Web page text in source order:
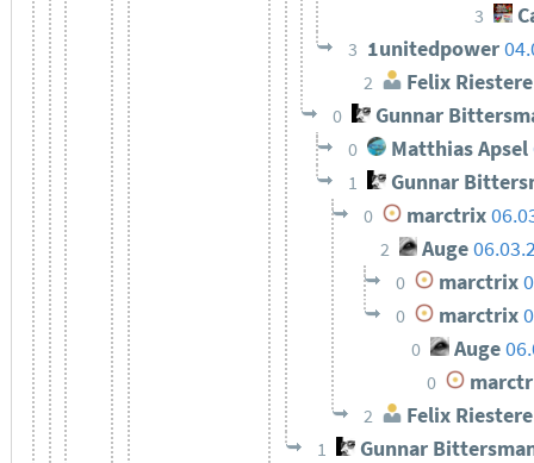
3
3 1unitedpower
2 Felix
0 Gunnar
0 Matthias Apsel
1 Gunnar
0 marctrix
2 Auge
0 marctrix
0 marctrix
0 Auge
0
2 Felix
1 Gunnar